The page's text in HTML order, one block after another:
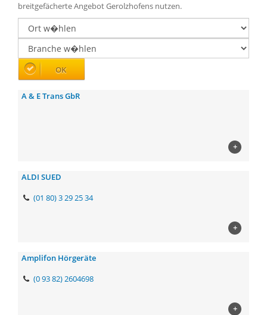
breitgefächerte Angebot Gerolzhofens nutzen.
A & E Trans GbR
+
ALDI SUED
+
(01 80) 3 29 25 34
Amplifon Hörgeräte
+
(0 93 82) 2604698